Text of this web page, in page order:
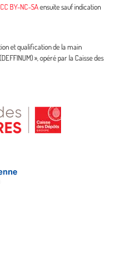
CC BY-NC-SAensuite sauf indication
et qualification de la main
», opéré par la Caisse des